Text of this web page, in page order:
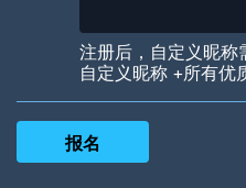
注册后，自定义昵称
自定义昵称 +所有优